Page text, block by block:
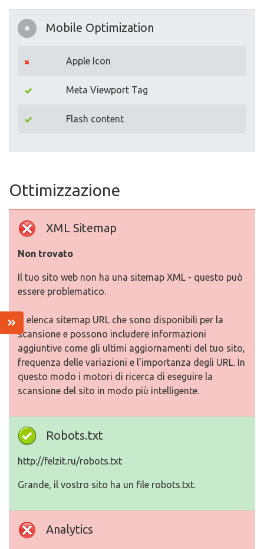
Mobile Optimization
Apple Icon
Meta Viewport Tag
Flash content
Ottimizzazione
XML Sitemap
Non trovato
Il tuo sito web non ha una sitemap XML - questo può
essere problematico.
A elenca sitemap URL che sono disponibili per la
scansione e possono includere informazioni
aggiuntive come gli ultimi aggiornamenti del tuo sito,
frequenza delle variazioni e l'importanza degli URL. In
questo modo i motori di ricerca di eseguire la
scansione del sito in modo più intelligente.
Robots.txt
http://felzit.ru/robots.txt
Grande, il vostro sito ha un file robots.txt.
Analytics